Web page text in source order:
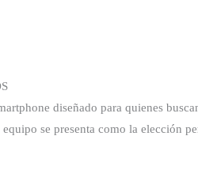
diseñado para quienes
se presenta como la elección